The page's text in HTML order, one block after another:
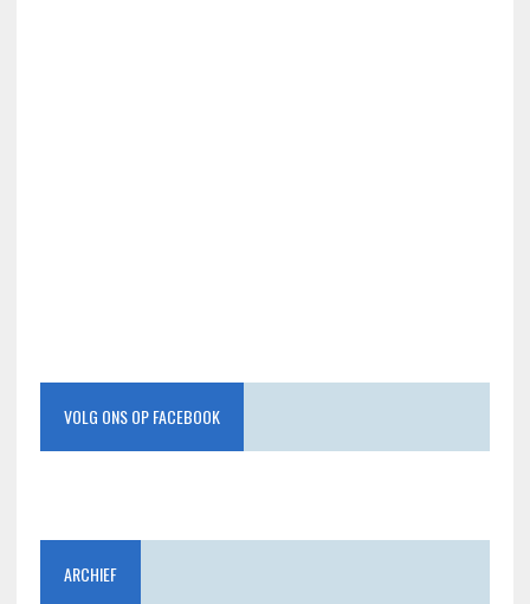
VOLG ONS OP FACEBOOK
ARCHIEF